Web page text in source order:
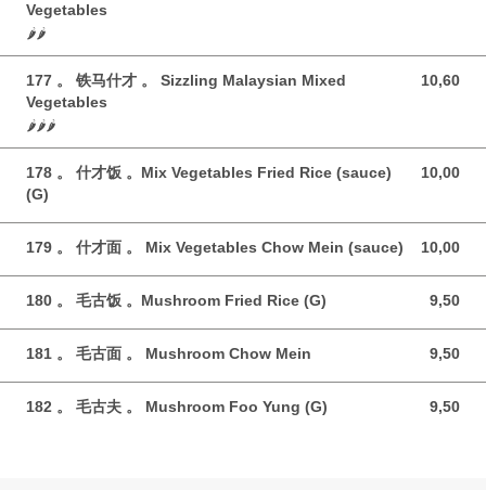
Vegetables
🌶️🌶️
177 。 铁马什才 。 Sizzling Malaysian Mixed
Vegetables
10,60
10,60 GBP
🌶️🌶️🌶️
178 。 什才饭 。Mix Vegetables Fried Rice (sauce)
(G)
10,00
10,00 GBP
179 。 什才面 。 Mix Vegetables Chow Mein (sauce) 10,00
10,00 GBP
180 。 毛古饭 。Mushroom Fried Rice (G) 9,50
9,50 GBP
181 。 毛古面 。 Mushroom Chow Mein 9,50
9,50 GBP
182 。 毛古夫 。 Mushroom Foo Yung (G) 9,50
9,50 GBP